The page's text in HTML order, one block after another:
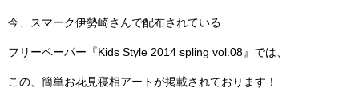
今、スマーク伊勢崎さんで配布されている
フリーペーパー『Kids Style 2014 spling vol.08』では、
この、簡単お花見寝相アートが掲載されております！